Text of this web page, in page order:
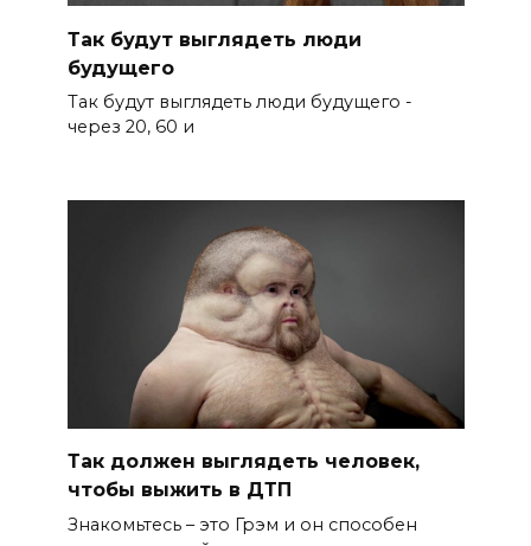
Так будут выглядеть люди
будущего
Так будут выглядеть люди будущего -
через 20, 60 и
Так должен выглядеть человек,
чтобы выжить в ДТП
Знакомьтесь – это Грэм и он способен